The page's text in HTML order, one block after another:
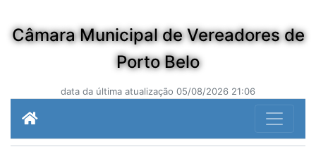
Câmara Municipal de Vereadores de
Porto Belo
data da última atualização 05/08/2026 21:06